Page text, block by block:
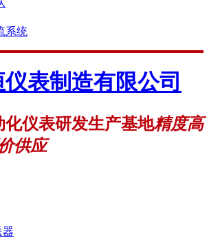
系统
化仪表研发生产基地精度高
供应
器